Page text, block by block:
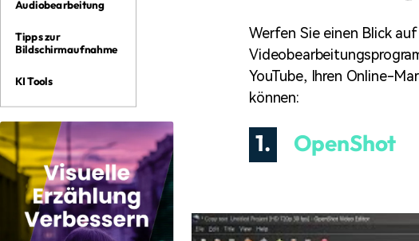
Werfen Sie einen Blick
YouTube, Ihren Online-
können:
1. OpenShot
Audiobearbeitung
Tipps zur
Bildschirmaufnahme
KI Tools